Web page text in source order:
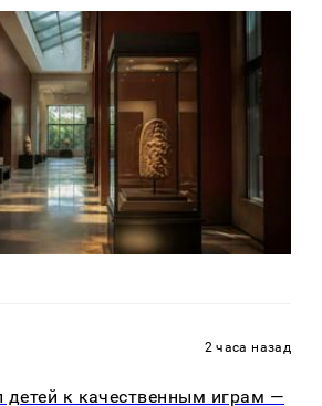
2 часа назад
детей к качественным играм —